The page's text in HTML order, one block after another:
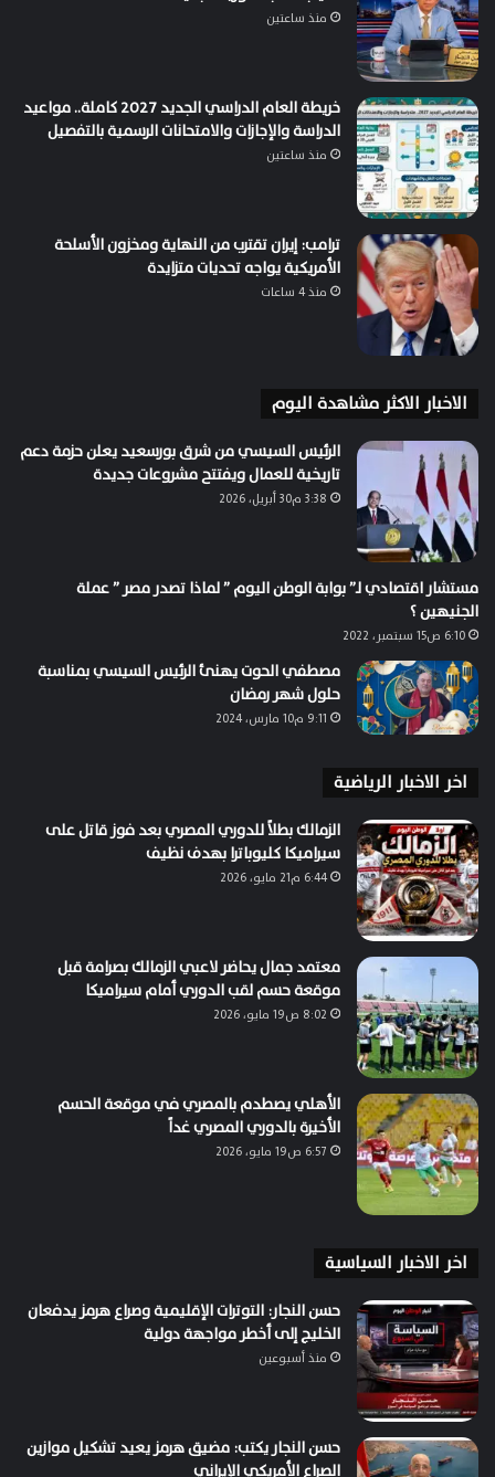
منذ ساعتين
خريطة العام الدراسي الجديد 2027 كاملة.. مواعيد
الدراسة والإجازات والامتحانات الرسمية بالتفصيل
منذ ساعتين
ترامب: إيران تقترب من النهاية ومخزون الأسلحة
الأمريكية يواجه تحديات متزايدة
منذ 4 ساعات
الاخبار الاكثر مشاهدة اليوم
الرئيس السيسي من شرق بورسعيد يعلن حزمة دعم
تاريخية للعمال ويفتتح مشروعات جديدة
3:38 م30 أبريل، 2026
مستشار اقتصادي لـ” بوابة الوطن اليوم ” لماذا تصدر مصر ” عملة
الجنيهين ؟
6:10 ص15 سبتمبر، 2022
مصطفي الحوت يهنئ الرئيس السيسي بمناسبة
حلول شهر رمضان
9:11 م10 مارس، 2024
اخر الاخبار الرياضية
الزمالك بطلاً للدوري المصري بعد فوز قاتل على
سيراميكا كليوباترا بهدف نظيف
6:44 م21 مايو، 2026
معتمد جمال يحاضر لاعبي الزمالك بصرامة قبل
موقعة حسم لقب الدوري أمام سيراميكا
8:02 ص19 مايو، 2026
الأهلي يصطدم بالمصري في موقعة الحسم
الأخيرة بالدوري المصري غداً
6:57 ص19 مايو، 2026
اخر الاخبار السياسية
حسن النجار: التوترات الإقليمية وصراع هرمز يدفعان
الخليج إلى أخطر مواجهة دولية
منذ أسبوعين
حسن النجار يكتب: مضيق هرمز يعيد تشكيل موازين
الصراع الأمريكي الإيراني